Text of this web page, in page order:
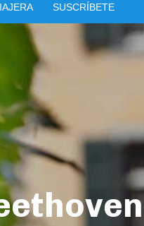
SUSCRÍBETE